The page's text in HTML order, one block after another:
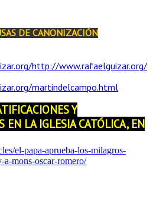
DE CANONIZACIÓN
http://www.rafaelguizar.org/
martindelcampo.html
Y
EN LA IGLESIA CATÓLICA, EN
el-papa-aprueba-los-milagros-
mons-oscar-romero/